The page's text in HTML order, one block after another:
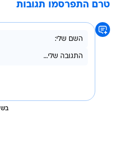
טרם התפרסמו תגובות